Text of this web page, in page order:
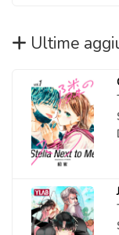
Ultime